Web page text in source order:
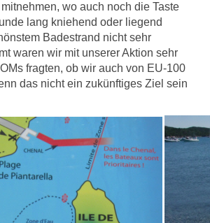
wo auch noch die Taste
lang kniehend oder liegend
Badestrand nicht sehr
waren wir mit unserer Aktion sehr
fragten, ob wir auch von EU-100
das nicht ein zukünftiges Ziel sein